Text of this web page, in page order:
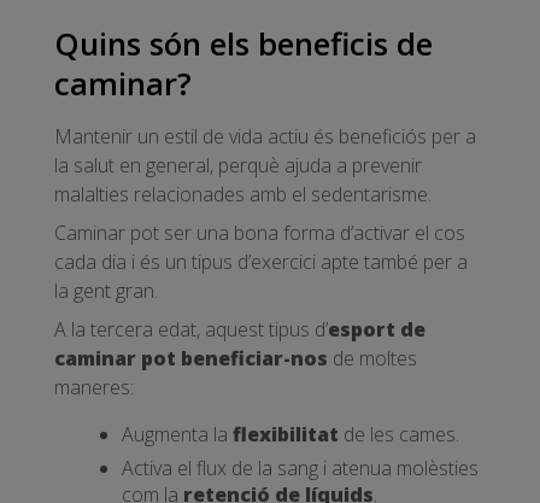
Quins són els beneficis de
caminar?
Mantenir un estil de vida actiu és beneficiós per a
la salut en general, perquè ajuda a prevenir
malalties relacionades amb el sedentarisme.
Caminar pot ser una bona forma d’activar el cos
cada dia i és un tipus d’exercici apte també per a
la gent gran.
A la tercera edat, aquest tipus d’esport de
caminar pot beneficiar-nos de moltes
maneres:
Augmenta la flexibilitat de les cames.
Activa el flux de la sang i atenua molèsties
com la retenció de líquids.